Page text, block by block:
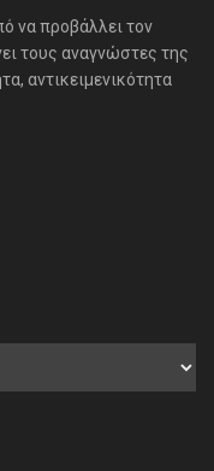
να προβάλλει τον
τους αναγνώστες της
αντικειμενικότητα